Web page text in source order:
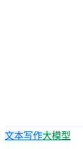
文本写作大模型